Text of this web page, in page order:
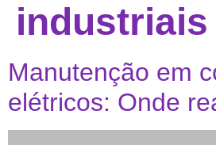
industriais
Manutenção em
elétricos: Onde